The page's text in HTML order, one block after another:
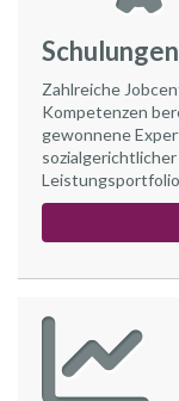
Zahlreiche
Kompetenzen
gewonnene